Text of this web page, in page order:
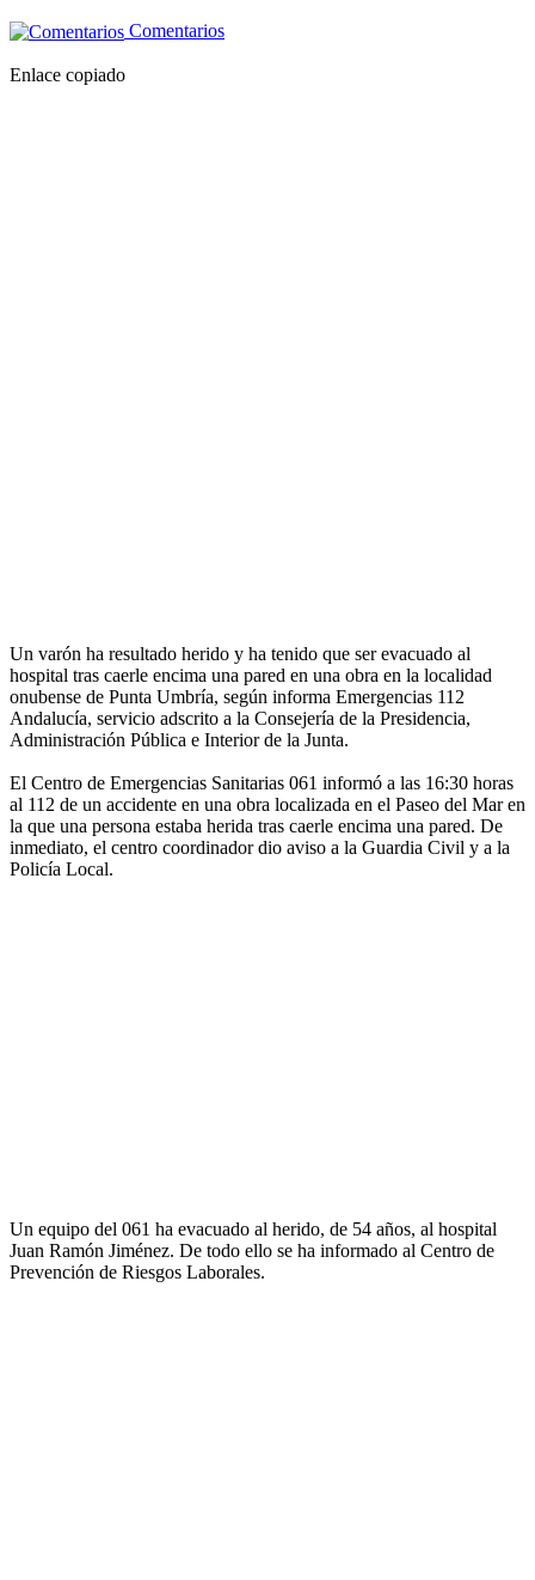
Comentarios
Enlace copiado
Un varón ha resultado herido y ha tenido que ser evacuado al
hospital tras caerle encima una pared en una obra en la localidad
onubense de Punta Umbría, según informa Emergencias 112
Andalucía, servicio adscrito a la Consejería de la Presidencia,
Administración Pública e Interior de la Junta.
El Centro de Emergencias Sanitarias 061 informó a las 16:30 horas
al 112 de un accidente en una obra localizada en el Paseo del Mar en
la que una persona estaba herida tras caerle encima una pared. De
inmediato, el centro coordinador dio aviso a la Guardia Civil y a la
Policía Local.
Un equipo del 061 ha evacuado al herido, de 54 años, al hospital
Juan Ramón Jiménez. De todo ello se ha informado al Centro de
Prevención de Riesgos Laborales.